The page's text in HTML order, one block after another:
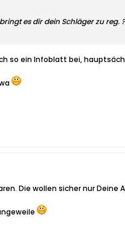
es dir dein Schläger zu reg. ?
so ein Infoblatt bei,
Die wollen sicher nur